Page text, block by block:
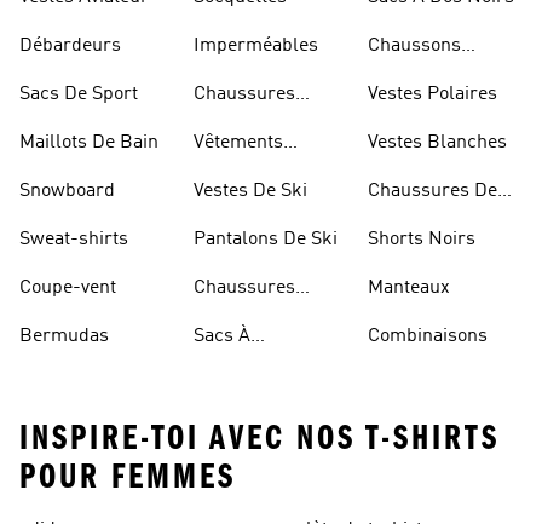
Débardeurs
Sacs De Sport
Maillots De Bain
Snowboard
Sweat-shirts
Coupe-vent
Bermudas
Imperméables
Chaussures
Vêtements
Vestes De Ski
Pantalons De Ski
Chaussures
Sacs À
Chaussons
Vestes Polaires
Vestes Blanches
Chaussures De
Shorts Noirs
Manteaux
Combinaisons
INSPIRE-TOI AVEC NOS T-SHIRTS
POUR FEMMES